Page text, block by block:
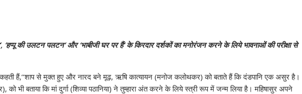
‘हप्पू की उलटन पलटन‘ और ‘भाबीजी घर पर हैं‘ के किरदार दर्शकों का मनोरंजन करने के लिये भावनाओं की परीक्षा से
कहती हैं,‘‘शाप से मुक्त हुए और नारद बने मूढ़, ऋषि कात्यायन (मनोज कलोथकर) को बताते हैं कि दंडपानि एक असुर है।
को भी बताया कि मां दुर्गा (शिव्या पठानिया) ने तुम्हारा अंत करने के लिये स्त्री रूप में जन्म लिया है। महिषासुर अपने